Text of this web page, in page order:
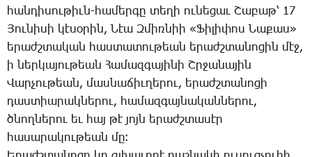
հան­դի­սու­թիւն-հա­մեր­գը տե­ղի ու­նե­ցաւ ­Շա­բաթ՝ 17
­Յու­նի­սի կէ­սօ­րին, ­Նէա Զ­միռ­նիի «­Ֆի­լի­փոս ­Նա­քաս»
ե­րաժշ­տա­կան հաս­տա­տու­թեան ե­րաժշ­տա­նո­ցին մէջ,
ի ներ­կա­յու­թեան ­Հա­մազ­գա­յի­նի Շր­ջա­նա­յին
­Վար­չու­թեան, մաս­նա­ճիւ­ղե­րու, ե­րաժշ­տա­նո­ցի
դաս­տիա­րակ­նե­րու, հա­մազ­գայ­նա­կան­նե­րու,
ծնող­նե­րու եւ հայ թէ յոյն ե­րաժշ­տա­սէր
հա­սա­րա­կու­թեան մը։